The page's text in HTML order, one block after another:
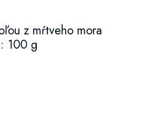
z mŕtveho mora
100 g